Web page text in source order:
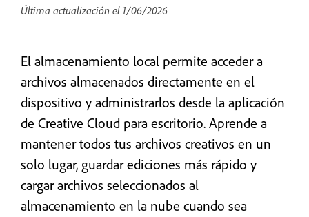
Última actualización el 1/06/2026
El almacenamiento local permite acceder a
archivos almacenados directamente en el
dispositivo y administrarlos desde la aplicación
de Creative Cloud para escritorio. Aprende a
mantener todos tus archivos creativos en un
solo lugar, guardar ediciones más rápido y
cargar archivos seleccionados al
almacenamiento en la nube cuando sea